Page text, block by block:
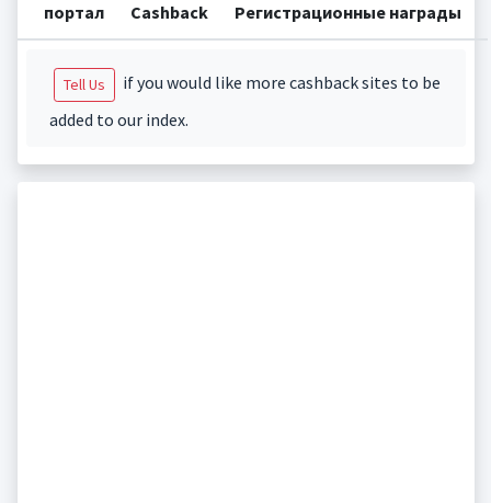
портал Cashback Регистрационные награды
Tell Us
if you would like more cashback sites to be
added to our index.